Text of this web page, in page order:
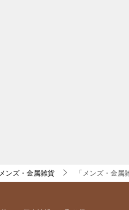
メンズ・金属雑貨 「メンズ・金属